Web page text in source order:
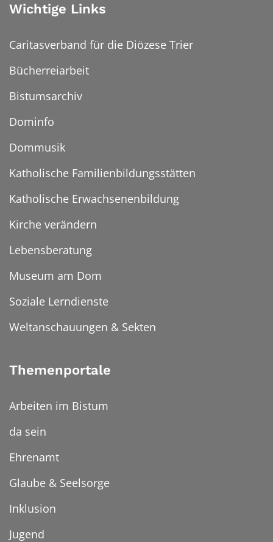
Wichtige Links
Caritasverband für die Diözese Trier
Bücherreiarbeit
Bistumsarchiv
Dominfo
Dommusik
Katholische Familienbildungsstätten
Katholische Erwachsenenbildung
Kirche verändern
Lebensberatung
Museum am Dom
Soziale Lerndienste
Weltanschauungen & Sekten
Themenportale
Arbeiten im Bistum
da sein
Ehrenamt
Glaube & Seelsorge
Inklusion
Jugend